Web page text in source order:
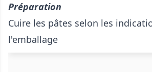
Préparation
Cuire les pâtes selon les
l'emballage